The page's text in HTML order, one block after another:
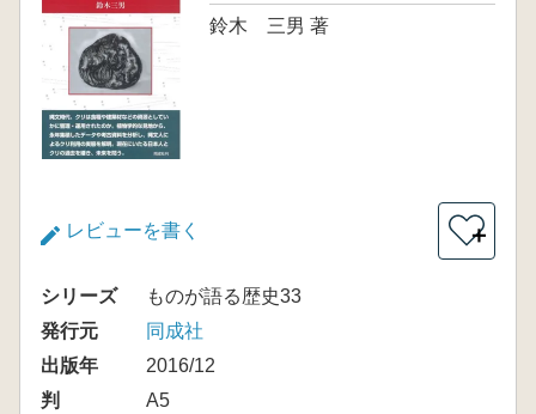
鈴木 三男 著
レビューを書く ＋
シリーズ
ものが語る歴史33
発行元
同成社
出版年
2016/12
判
A5